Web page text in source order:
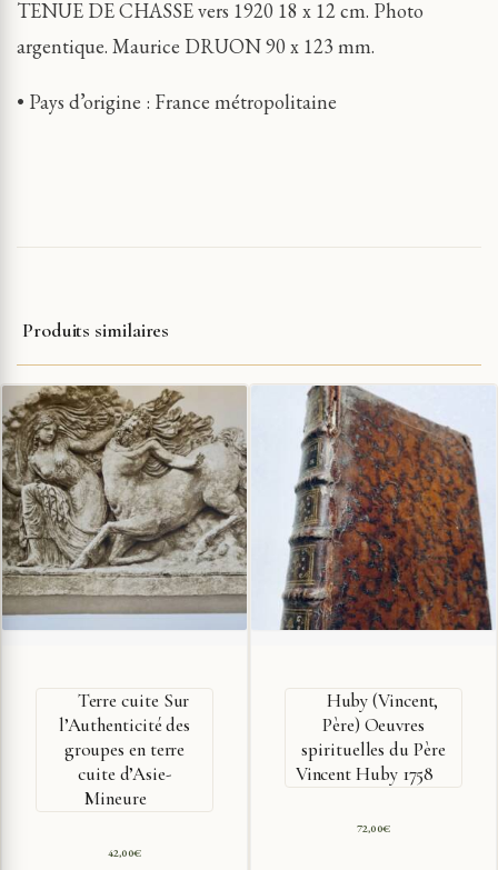
TENUE DE CHASSE vers 1920 18 x 12 cm. Photo
argentique. Maurice DRUON 90 x 123 mm.
• Pays d’origine : France métropolitaine
Produits similaires
Terre cuite Sur
l’Authenticité des
groupes en terre
cuite d’Asie-
Mineure
42,00€
Huby (Vincent,
Père) Oeuvres
spirituelles du Père
Vincent Huby 1758
72,00€